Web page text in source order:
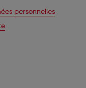
personnelles